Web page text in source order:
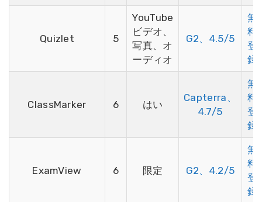
Quizlet 5
YouTube
ビデオ、
写真、オ
ーディオ
G2、4.5/5
無
料
登
録
ClassMarker 6 はい
Capterra、
4.7/5
無
料
登
録
ExamView 6 限定 G2、4.2/5
無
料
登
録